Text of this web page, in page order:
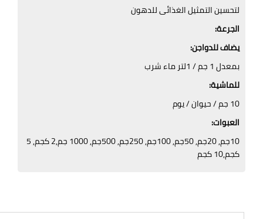
لتحسين التمثيل الغذائى للدهون
الجرعة:
يضاف للدواجن:
بمعدل 1 جم / 1لتر ماء شرب
للماشية:
العبوات:
10جم, 20جم, 50جم, 100جم, 250جم, 500جم, 1000 جم,2 كجم, 5